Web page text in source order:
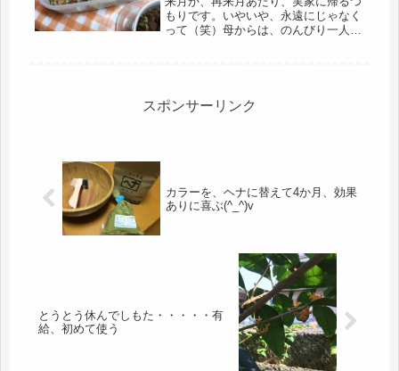
もりです。いやいや、永遠にじゃなく
って（笑）母からは、のんびり一人で
の...
スポンサーリンク
カラーを、ヘナに替えて4か月、効果
ありに喜ぶ(^_^)v
とうとう休んでしもた・・・・・有
給、初めて使う